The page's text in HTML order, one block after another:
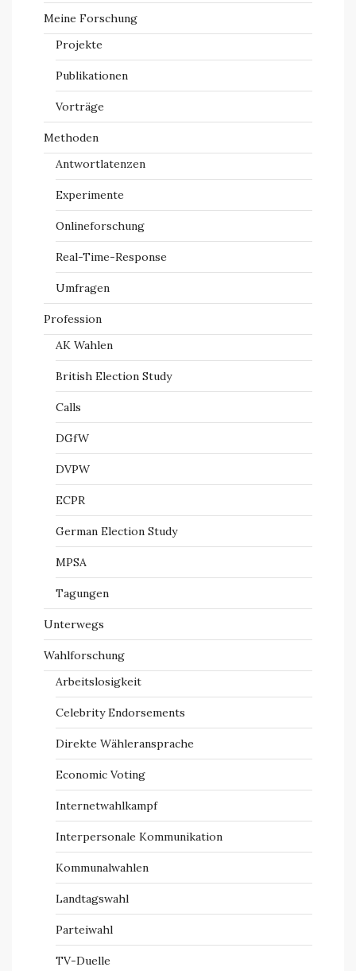
Meine Forschung
Projekte
Publikationen
Vorträge
Methoden
Antwortlatenzen
Experimente
Onlineforschung
Real-Time-Response
Umfragen
Profession
AK Wahlen
British Election Study
Calls
DGfW
DVPW
ECPR
German Election Study
MPSA
Tagungen
Unterwegs
Wahlforschung
Arbeitslosigkeit
Celebrity Endorsements
Direkte Wähleransprache
Economic Voting
Internetwahlkampf
Interpersonale Kommunikation
Kommunalwahlen
Landtagswahl
Parteiwahl
TV-Duelle